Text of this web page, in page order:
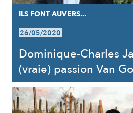
ILS FONT AUVERS...
26/05/2020
Dominique-Charles
(vraie) passion Van